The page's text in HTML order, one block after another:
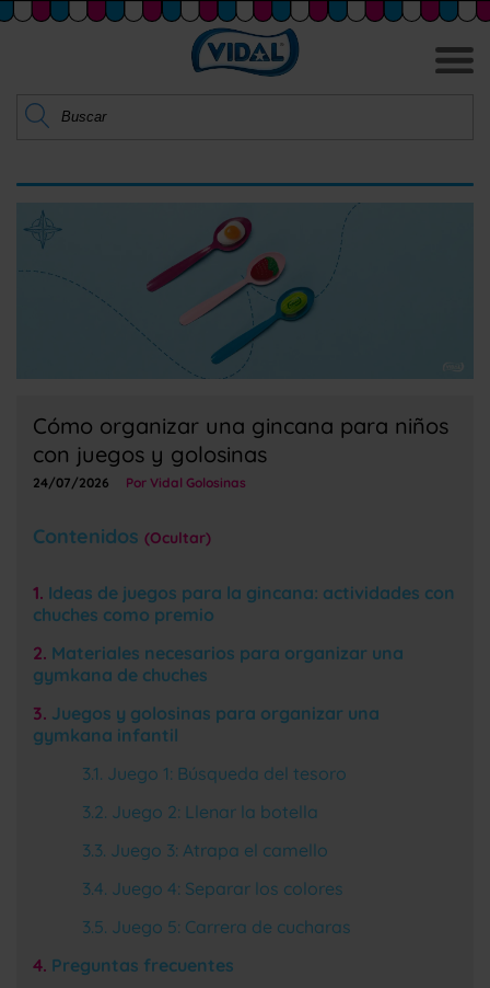
Cómo organizar una gincana para niños
con juegos y golosinas
24/07/2026 Por Vidal Golosinas
Contenidos Ocultar
Ideas de juegos para la gincana: actividades con
chuches como premio
Materiales necesarios para organizar una
gymkana de chuches
Juegos y golosinas para organizar una
gymkana infantil
Juego 1: Búsqueda del tesoro
Juego 2: Llenar la botella
Juego 3: Atrapa el camello
Juego 4: Separar los colores
Juego 5: Carrera de cucharas
Preguntas frecuentes